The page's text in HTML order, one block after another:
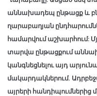
աննախադեպ ընթացք և
ղարաբաղյան
համարվում աշխարհում:
տարվա ընթացքում
կանգնեցնելու այդ
մակարդակներում.
այրերի հանդիպումներից